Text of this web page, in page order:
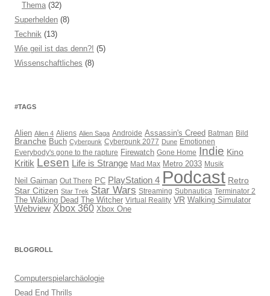
Thema (32)
Superhelden (8)
Technik (13)
Wie geil ist das denn?! (5)
Wissenschaftliches (8)
#TAGS
Alien Alien 4 Aliens Alien Saga Androide Assassin's Creed Batman Bild
Branche Buch Cyberpunk Cyberpunk 2077 Dune Emotionen
Everybody's gone to the rapture Firewatch Gone Home Indie Kino
Kritik Lesen Life is Strange Mad Max Metro 2033 Musik
Neil Gaiman Out There PC PlayStation 4 Podcast Retro
Star Citizen Star Trek Star Wars Streaming Subnautica Terminator 2
The Walking Dead The Witcher Virtual Reality VR Walking Simulator
Webview Xbox 360 Xbox One
BLOGROLL
Computerspielarchäologie
Dead End Thrills